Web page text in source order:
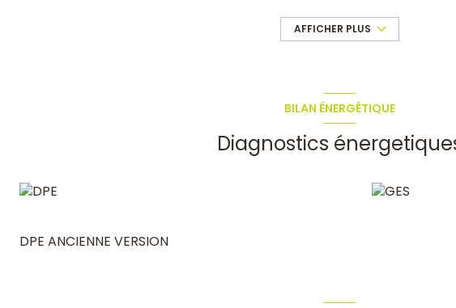
(prête à daller). Le terrain est clos par un portail avec la possibilité
Prestations : Double vitrage, Baie Alu, Fenêtres PVC, Chauffage par
copropriété (Terrain en pleine propriété). Coup de Coeur assuré !
AFFICHER PLUS
BILAN ÉNERGÉTIQUE
Diagnostics
DPE ANCIENNE VERSION